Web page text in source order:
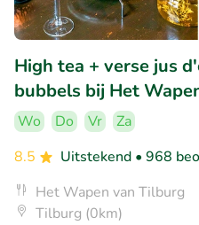
High tea + verse jus
bubbels bij Het
Wo Do Vr
Za
8.5
Uitstekend • 968
Het Wapen van Tilburg
Tilburg (0km)